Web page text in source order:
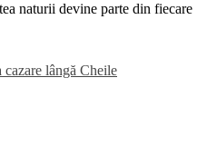
naturii devine parte din fiecare